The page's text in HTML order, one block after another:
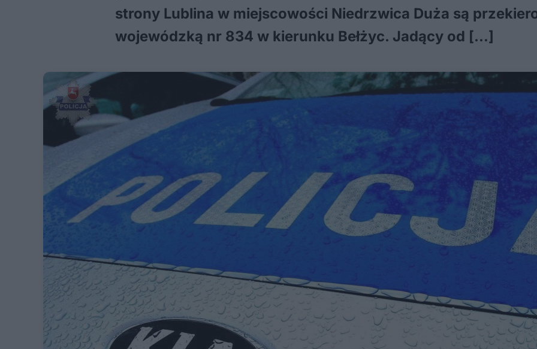
strony Lublina w miejscowości Niedrzwica Duża są
wojewódzką nr 834 w kierunku Bełżyc. Jadący od […]